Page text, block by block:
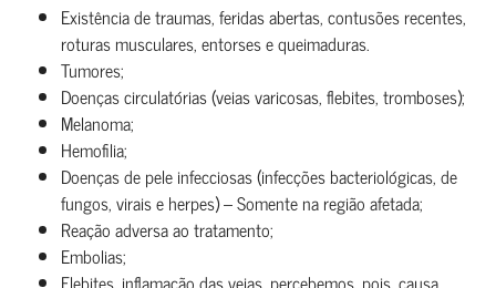
Existência de traumas, feridas abertas, contusões recentes,
roturas musculares, entorses e queimaduras.
Tumores;
Doenças circulatórias (veias varicosas, flebites, tromboses);
Melanoma;
Hemofilia;
Doenças de pele infecciosas (infecções bacteriológicas, de
fungos, virais e herpes) – Somente na região afetada;
Reação adversa ao tratamento;
Embolias;
Flebites, inflamação das veias, percebemos, pois, causa